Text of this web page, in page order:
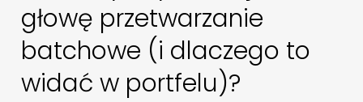
głowę przetwarzanie
batchowe (i dlaczego to
widać w portfelu)?